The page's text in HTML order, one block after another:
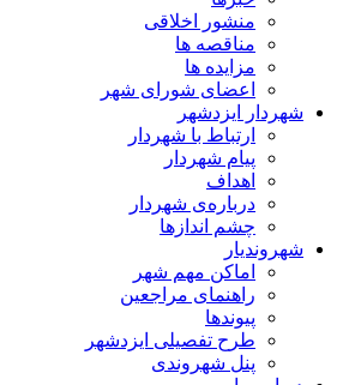
منشور اخلاقی
مناقصه ها
مزایده ها
اعضای شورای شهر
شهردار ایزدشهر
ارتباط با شهردار
پیام شهردار
اهداف
درباره‌ی شهردار
چشم اندازها
شهروندیار
اماکن مهم شهر
راهنمای مراجعین
پیوند‌ها
طرح تفصیلی ایزدشهر
پنل شهروندی